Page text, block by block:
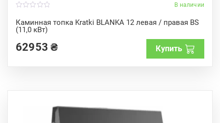
В наличии
Каминная топка Kratki BLANKA 12 левая / правая BS
(11,0 кВт)
o
u
t
f
5
62953₴ Купить